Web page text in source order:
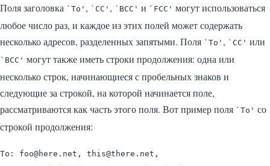
Поля заголовка `To' , `CC' , `BCC' и `FCC' могут использоваться
любое число раз, и каждое из этих полей может содержать
несколько адресов, разделенных запятыми. Поля `To' , `CC' или
`BCC' могут также иметь строки продолжения: одна или
несколько строк, начинающиеся с пробельных знаков и
следующие за строкой, на которой начинается поле,
рассматриваются как часть этого поля. Вот пример поля `To' со
строкой продолжения:
To: foo@here.net, this@there.net,